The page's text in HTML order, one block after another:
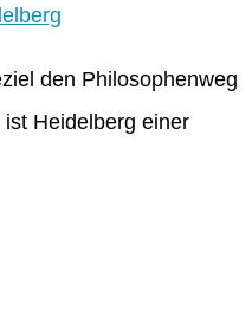
den Philosophenweg
Heidelberg einer